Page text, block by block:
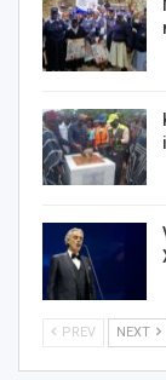
PREV NEXT